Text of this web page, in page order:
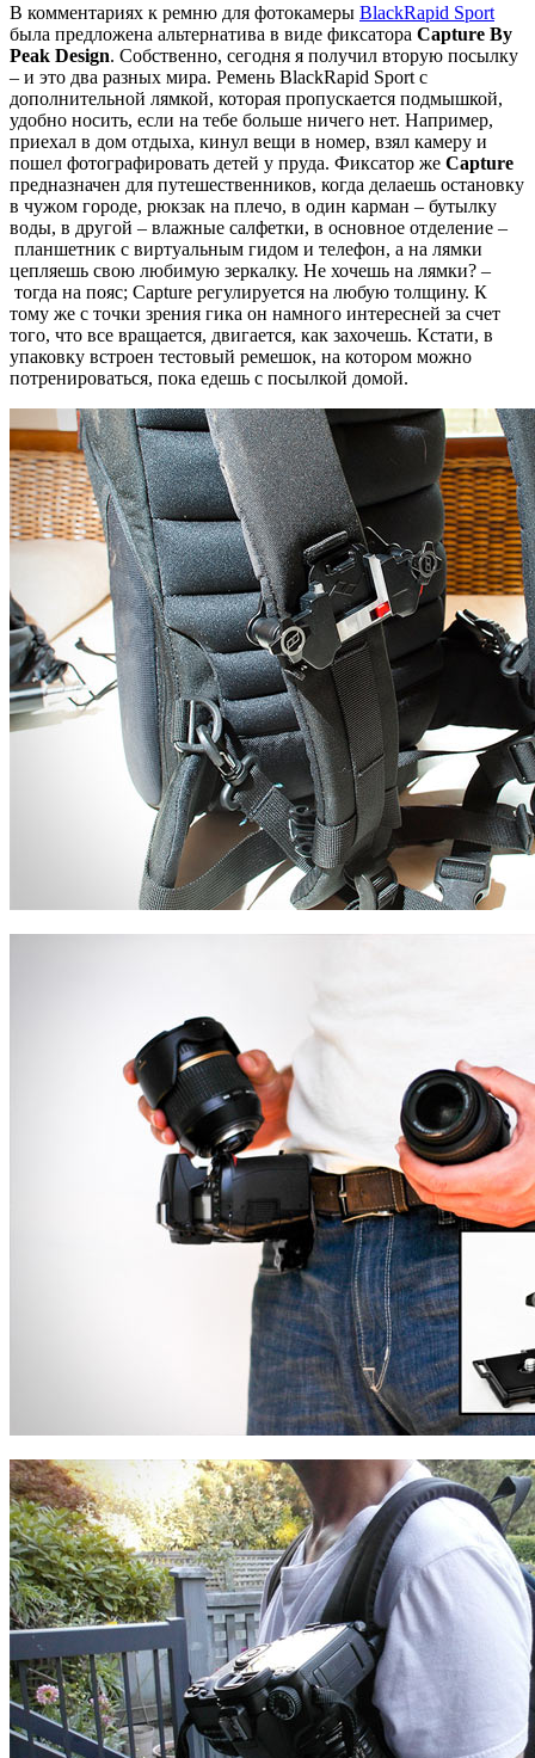
В комментариях к ремню для фотокамеры BlackRapid Sport
была предложена альтернатива в виде фиксатора Capture By
Peak Design. Собственно, сегодня я получил вторую посылку
– и это два разных мира. Ремень BlackRapid Sport с
дополнительной лямкой, которая пропускается подмышкой,
удобно носить, если на тебе больше ничего нет. Например,
приехал в дом отдыха, кинул вещи в номер, взял камеру и
пошел фотографировать детей у пруда. Фиксатор же Capture
предназначен для путешественников, когда делаешь остановку
в чужом городе, рюкзак на плечо, в один карман – бутылку
воды, в другой – влажные салфетки, в основное отделение –
планшетник с виртуальным гидом и телефон, а на лямки
цепляешь свою любимую зеркалку. Не хочешь на лямки? –
тогда на пояс; Capture регулируется на любую толщину. К
тому же с точки зрения гика он намного интересней за счет
того, что все вращается, двигается, как захочешь. Кстати, в
упаковку встроен тестовый ремешок, на котором можно
потренироваться, пока едешь с посылкой домой.